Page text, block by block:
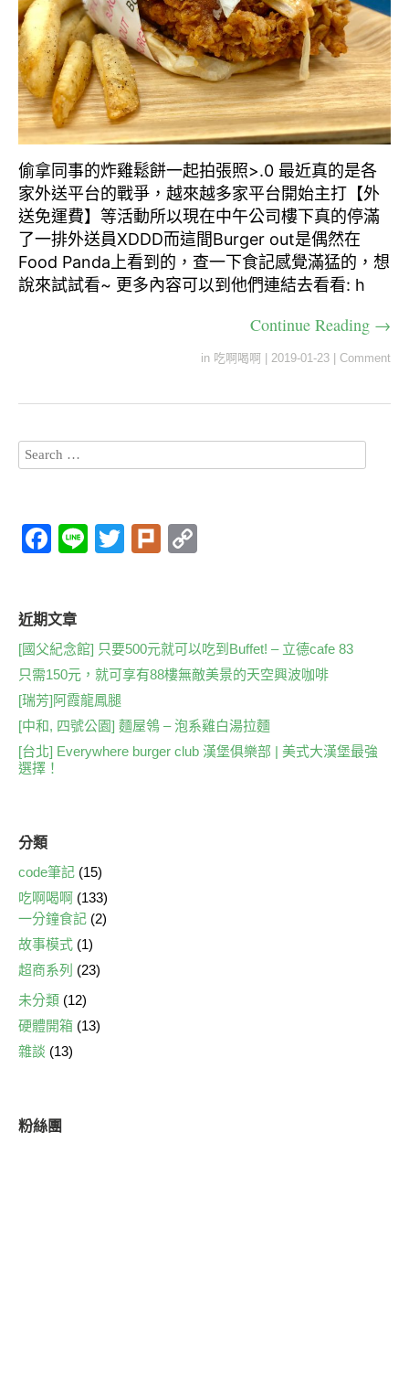
偷拿同事的炸雞鬆餅一起拍張照>.0 最近真的是各
家外送平台的戰爭，越來越多家平台開始主打【外
送免運費】等活動所以現在中午公司樓下真的停滿
了一排外送員XDDD而這間Burger out是偶然在
Food Panda上看到的，查一下食記感覺滿猛的，想
說來試試看~ 更多內容可以到他們連結去看看: h
Continue Reading →
in 吃啊喝啊 2019-01-23 Comment
F
e
b
o
o
k
Li
T
Pl
Li
n
k
近期文章
[國父紀念館] 只要500元就可以吃到Buffet! – 立德cafe 83
只需150元，就可享有88樓無敵美景的天空興波咖啡
[瑞芳]阿霞龍鳳腿
[中和, 四號公園] 麵屋鴒 – 泡系雞白湯拉麵
[台北] Everywhere burger club 漢堡俱樂部 | 美式大漢堡最強
選擇！
分類
code筆記 (15)
吃啊喝啊 (133)
一分鐘食記 (2)
故事模式 (1)
超商系列 (23)
未分類 (12)
硬體開箱 (13)
雜談 (13)
粉絲團